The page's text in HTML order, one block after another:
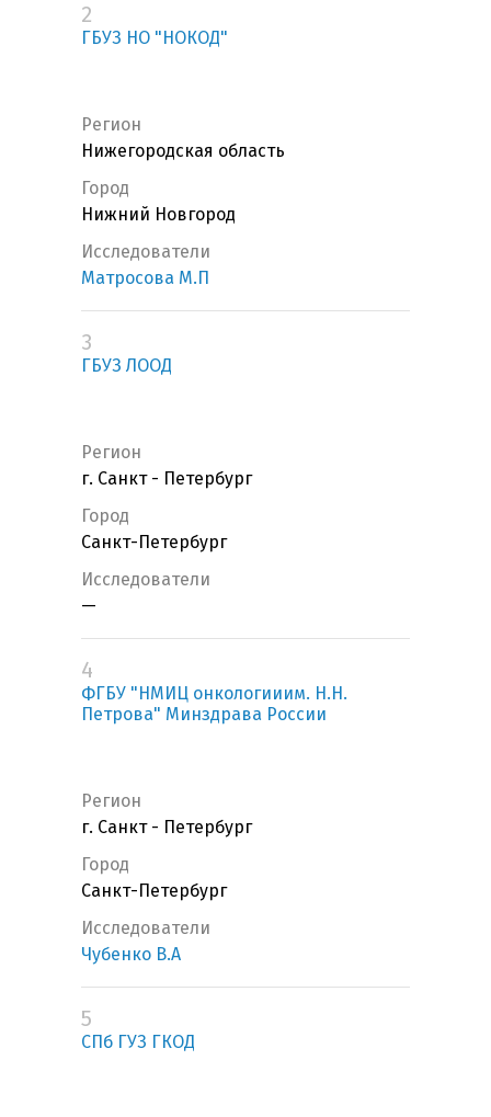
2
ГБУЗ НО "НОКОД"
Регион
Нижегородская область
Город
Нижний Новгород
Исследователи
Матросова М.П
3
ГБУЗ ЛООД
Регион
г. Санкт - Петербург
Город
Санкт-Петербург
Исследователи
—
4
ФГБУ "НМИЦ онкологииим. Н.Н.
Петрова" Минздрава России
Регион
г. Санкт - Петербург
Город
Санкт-Петербург
Исследователи
Чубенко В.А
5
СПб ГУЗ ГКОД